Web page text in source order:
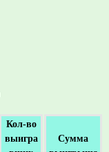
Кол-во
выигра
Сумма